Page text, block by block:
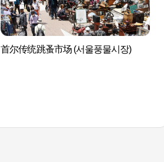
首尔传统跳蚤市场 (서울풍물시장)